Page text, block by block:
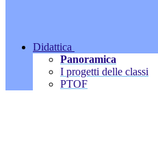
Didattica
Panoramica
I progetti delle classi
PTOF